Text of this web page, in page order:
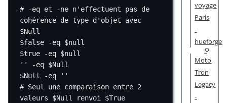
# -eq et -ne n'effectuent pas de
cohérence de type d'objet avec
$Null
$false
-eq $null
$true
-eq $null
''
-eq $Null
$Null
-eq
''
# Seul une comparaison entre 2
valeurs $Null renvoi $True
voyage
Paris
-
hueforge
Moto
Tron
Legacy
-